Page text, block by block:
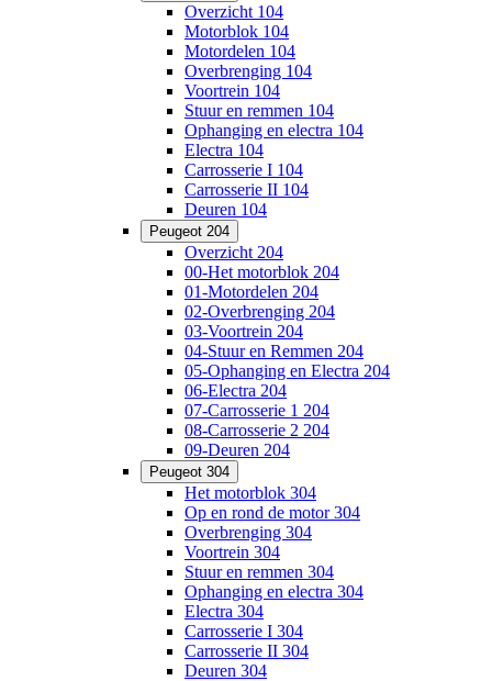
Overzicht 104
Motorblok 104
Motordelen 104
Overbrenging 104
Voortrein 104
Stuur en remmen 104
Ophanging en electra 104
Electra 104
Carrosserie I 104
Carrosserie II 104
Deuren 104
Peugeot 204
Overzicht 204
00-Het motorblok 204
01-Motordelen 204
02-Overbrenging 204
03-Voortrein 204
04-Stuur en Remmen 204
05-Ophanging en Electra 204
06-Electra 204
07-Carrosserie 1 204
08-Carrosserie 2 204
09-Deuren 204
Peugeot 304
Het motorblok 304
Op en rond de motor 304
Overbrenging 304
Voortrein 304
Stuur en remmen 304
Ophanging en electra 304
Electra 304
Carrosserie I 304
Carrosserie II 304
Deuren 304